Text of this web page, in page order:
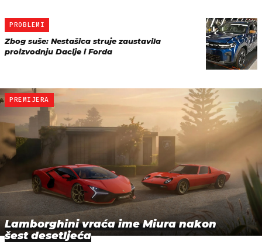
PROBLEMI
Zbog suše: Nestašica struje zaustavila
proizvodnju Dacije i Forda
PREMIJERA
Lamborghini vraća ime Miura nakon
šest desetljeća